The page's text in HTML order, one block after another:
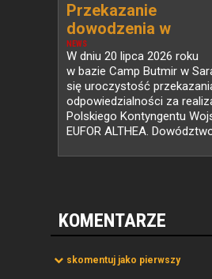
NEWS
Przekazanie
dowodzenia w
PKW...
W dniu 20 lipca 2026 roku
w bazie Camp Butmir w
się uroczystość
odpowiedzialności za
Polskiego Kontyngentu
EUFOR ALTHEA.
KOMENTARZE
skomentuj jako pierwszy